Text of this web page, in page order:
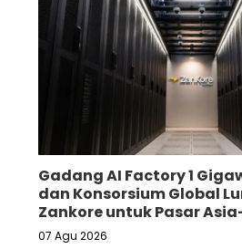
Gadang AI Factory 1
dan Konsorsium Global
Zankore untuk Pasar
07 Agu 2026